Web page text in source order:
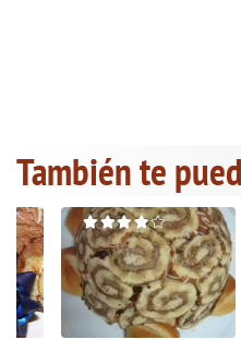
También te